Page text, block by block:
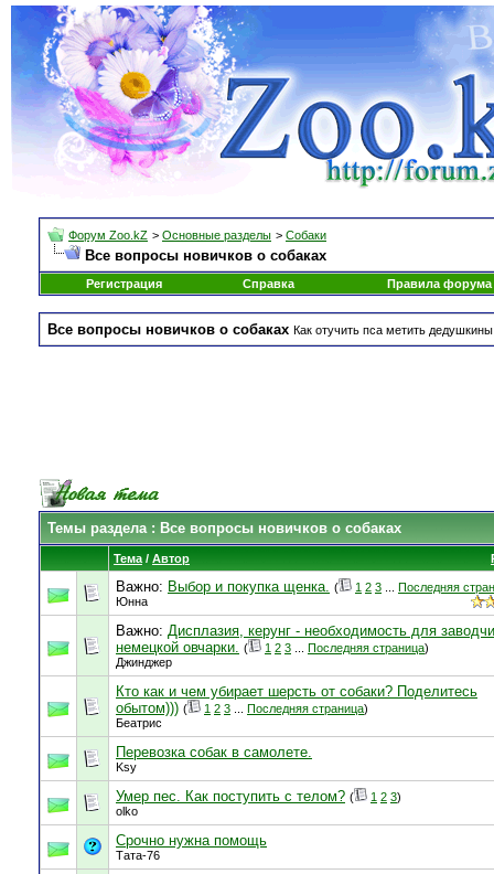
Форум Zoo.kZ > Основные разделы > Собаки
Все вопросы новичков о собаках
Регистрация Справка Правила форума
Все вопросы новичков о собаках Как отучить пса метить
Темы раздела: Все вопросы новичков о собаках
Тема / Автор
Важно: Выбор и покупка щенка. ( 1 2 3
Последняя
Юнна
Важно: Дисплазия, керунг - необходимость для
немецкой овчарки. ( 1 2 3 Последняя страница)
Джинджер
Кто как и чем убирает шерсть от собаки? Поделитесь
обытом))) ( 1 2 3 Последняя страница)
Беатрис
Перевозка собак в самолете.
Ksy
Умер пес. Как поступить с телом? ( 1 2 3)
olko
Срочно нужна помощь
Тата-76